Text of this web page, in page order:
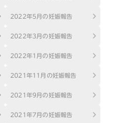
2022年5月の妊娠報告
2022年3月の妊娠報告
2022年1月の妊娠報告
2021年11月の妊娠報告
2021年9月の妊娠報告
2021年7月の妊娠報告